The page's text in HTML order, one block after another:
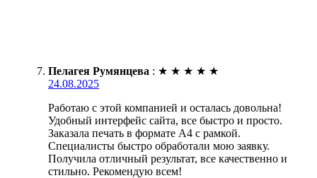
Пелагея Румянцева : ★ ★ ★ ★ ★
24.08.2025
Работаю с этой компанией и осталась довольна!
Удобный интерфейс сайта, все быстро и просто.
Заказала печать в формате А4 с рамкой.
Специалисты быстро обработали мою заявку.
Получила отличный результат, все качественно и
стильно. Рекомендую всем!